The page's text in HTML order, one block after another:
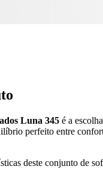
Luna 345 é a
perfeito entre
deste conjunto de